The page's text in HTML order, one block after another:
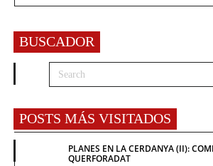
BUSCADOR
POSTS MÁS VISITADOS
PLANES EN LA CERDANYA (II):
QUERFORADAT